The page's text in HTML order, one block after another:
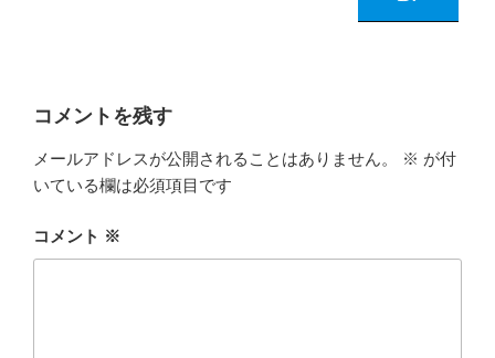
コメントを残す
メールアドレスが公開されることはありません。 ※ が付
いている欄は必須項目です
コメント ※